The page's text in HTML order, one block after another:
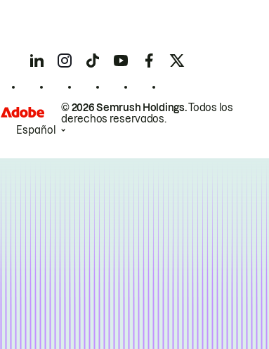
© 2026 Semrush Holdings.Todos los
derechos reservados.
Español